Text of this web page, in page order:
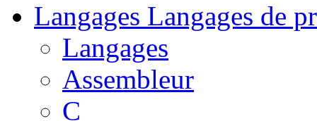
Langages Langages de
Langages
Assembleur
C